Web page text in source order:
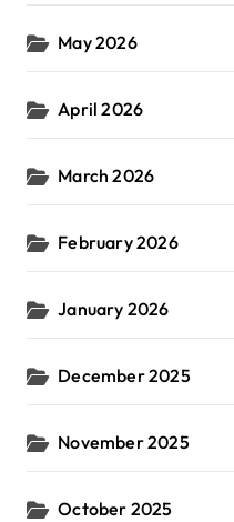
May 2026
April 2026
March 2026
February 2026
January 2026
December 2025
November 2025
October 2025